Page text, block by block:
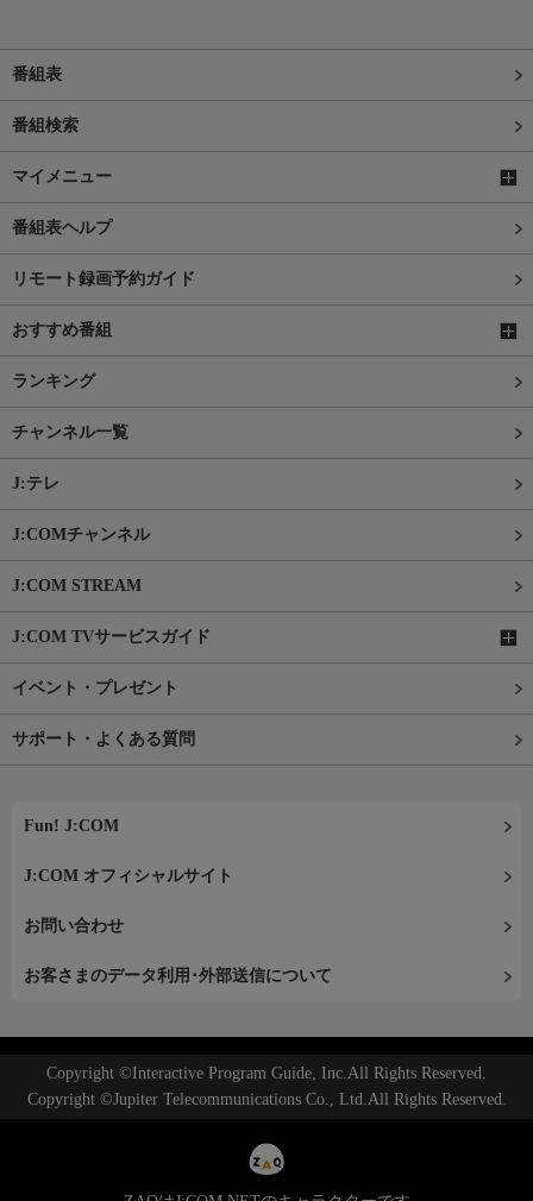
番組表
番組検索
マイメニュー
番組表ヘルプ
リモート録画予約ガイド
おすすめ番組
ランキング
チャンネル一覧
J:テレ
J:COMチャンネル
J:COM STREAM
J:COM TVサービスガイド
イベント・プレゼント
サポート・よくある質問
Fun! J:COM
J:COM オフィシャルサイト
お問い合わせ
お客さまのデータ利用･外部送信について
Copyright ©Interactive Program Guide, Inc.All Rights Reserved.
Copyright ©Jupiter Telecommunications Co., Ltd.All Rights Reserved.